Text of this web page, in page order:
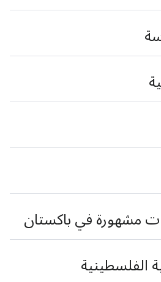
مشهورة في باكستان
الفلسطينية